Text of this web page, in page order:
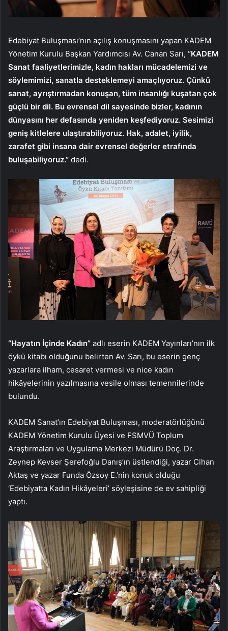
Edebiyat Buluşması’nın açılış konuşmasını yapan KADEM
Yönetim Kurulu Başkan Yardımcısı Av. Canan Sarı, “KADEM
Sanat faaliyetlerimizle, kadın hakları mücadelemizi ve
söylemimizi, sanatla desteklemeyi amaçlıyoruz. Çünkü
sanat, ayrıştırmadan konuşan, tüm insanlığı kuşatan çok
güçlü bir dil. Bu evrensel dil sayesinde bizler, kadının
dünyasını her defasında yeniden keşfediyoruz. Sesimizi
geniş kitlelere ulaştırabiliyoruz. Hak, adalet, iyilik,
zarafet gibi insana dair evrensel değerler etrafında
buluşabiliyoruz.” dedi.
“Hayatın İçinde Kadın” adlı eserin KADEM Yayınları’nın ilk
öykü kitabı olduğunu belirten Av. Sarı, bu eserin genç
yazarlara ilham, cesaret vermesi ve nice kadın
hikâyelerinin yazılmasına vesile olması temennilerinde
bulundu.
KADEM Sanat’ın Edebiyat Buluşması, moderatörlüğünü
KADEM Yönetim Kurulu Üyesi ve FSMVÜ Toplum
Araştırmaları ve Uygulama Merkezi Müdürü Doç. Dr.
Zeynep Kevser Şerefoğlu Danış’ın üstlendiği, yazar Cihan
Aktaş ve yazar Funda Özsoy E.’nin konuk olduğu
‘Edebiyatta Kadın Hikâyeleri’ söyleşisine de ev sahipliği
yaptı.